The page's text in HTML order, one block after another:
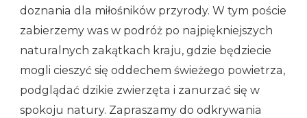
doznania dla miłośników przyrody. W tym poście
zabierzemy was w podróż po najpiękniejszych
naturalnych zakątkach kraju, gdzie będziecie
mogli cieszyć się oddechem świeżego powietrza,
podglądać dzikie zwierzęta i zanurzać się w
spokoju natury. Zapraszamy do odkrywania